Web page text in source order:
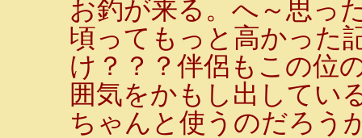
お釣が来る。へ～思っ
頃ってもっと高かった
け？？？伴侶もこの位
囲気をかもし出して
ちゃんと使うのだろう